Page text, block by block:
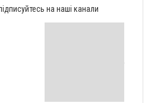
на наші канали